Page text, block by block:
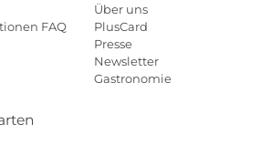
FAQ
Über uns
PlusCard
Presse
Newsletter
Gastronomie